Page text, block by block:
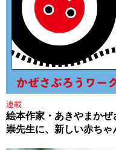
連載
絵本作家・あきやまか
崇先生に、新しい赤ちゃ